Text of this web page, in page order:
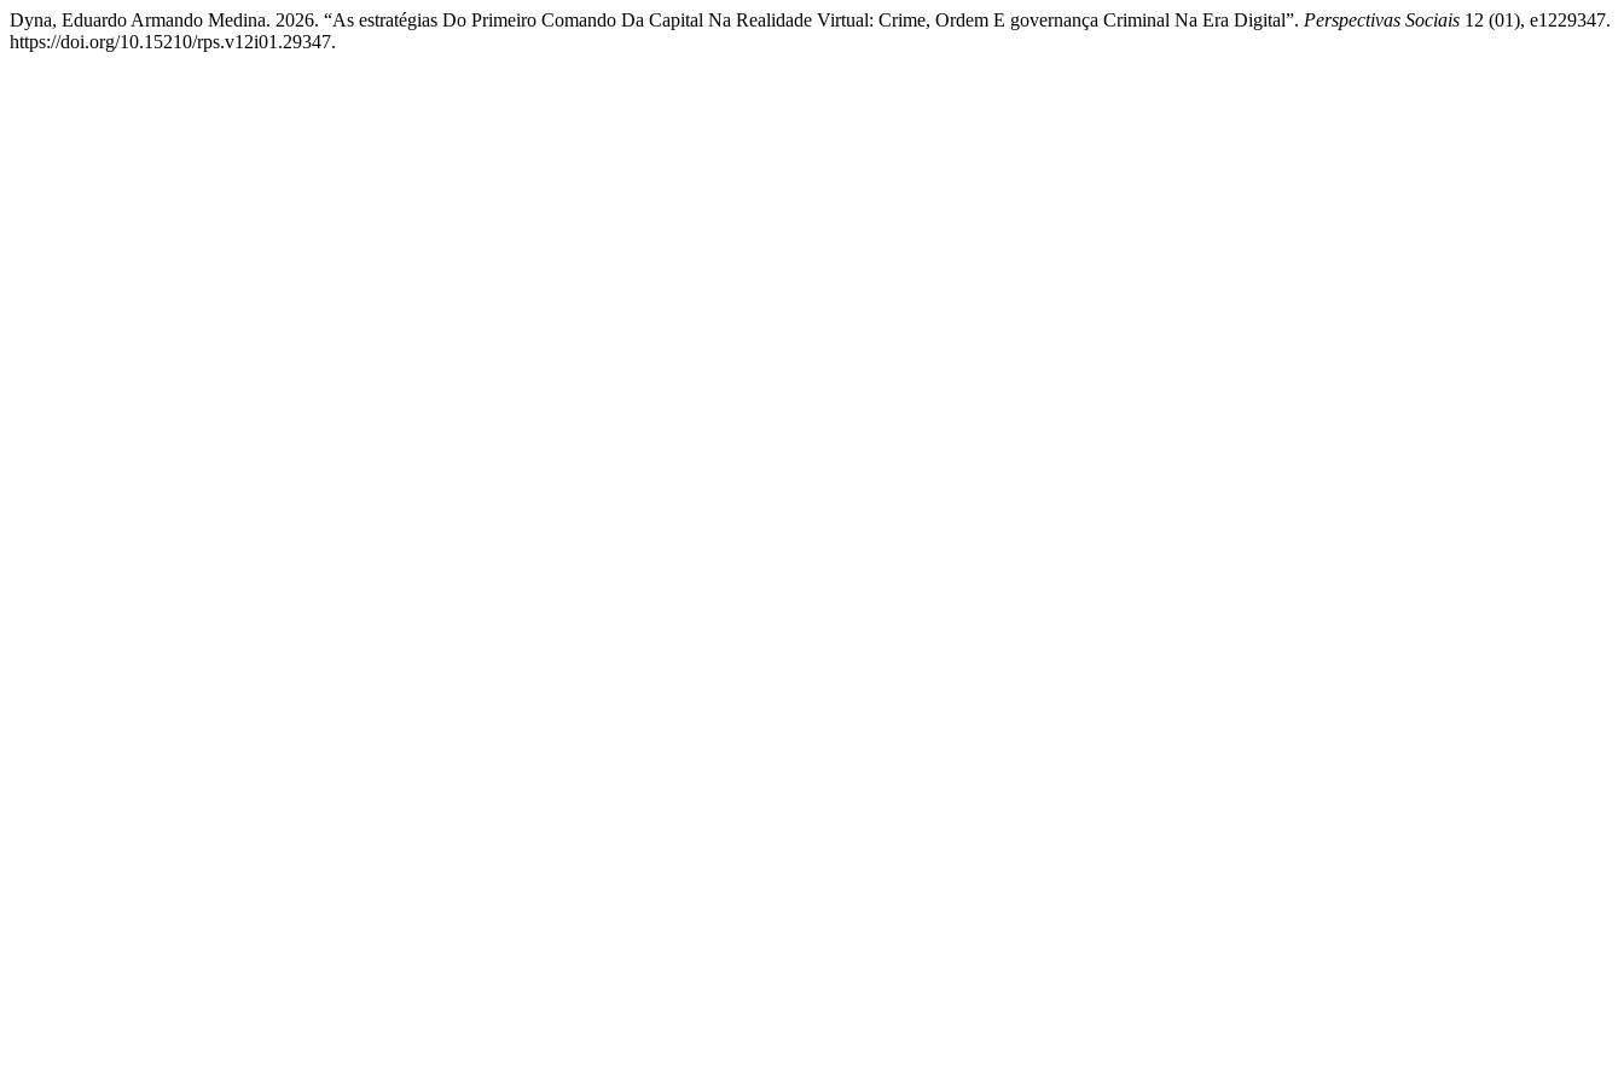
Dyna, Eduardo Armando Medina. 2026. “As estratégias Do Primeiro Comando Da Capital Na Realidade Virtual: Crime, Ordem E governança Criminal Na Era Digital”. Perspectivas Sociais 12 (01), e1229347.
https://doi.org/10.15210/rps.v12i01.29347.